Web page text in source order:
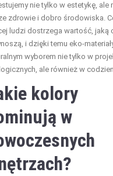
nie tylko w estetykę, ale
zdrowie i dobro środowiska.
ludzi dostrzega wartość, jaką
i dzięki temu eko-
wyborem nie tylko w
ale również w
kolory
w